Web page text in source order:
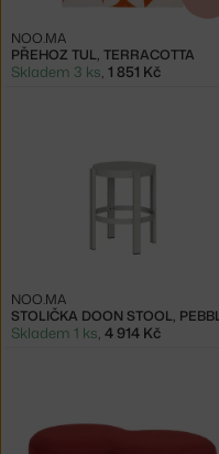
PŘEHOZ TUL, TERRACOTTA
NOO.MA
Skladem 3 ks, 1 851 Kč
NOO.MA
Skladem 1 ks, 4 914 Kč